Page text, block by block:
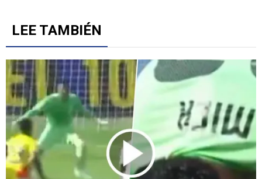
LEE TAMBIÉN